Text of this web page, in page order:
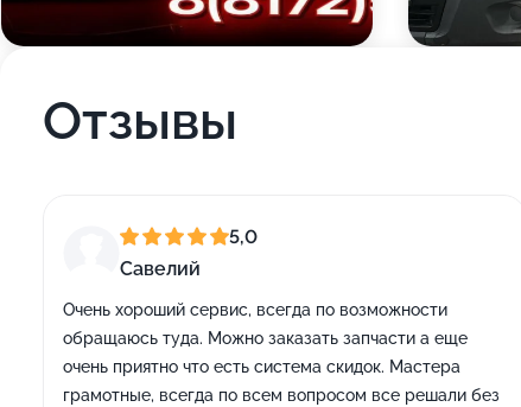
Отзывы
5,0
Савелий
Очень хороший сервис, всегда по возможности
обращаюсь туда. Можно заказать запчасти а еще
очень приятно что есть система скидок. Мастера
грамотные, всегда по всем вопросом все решали без